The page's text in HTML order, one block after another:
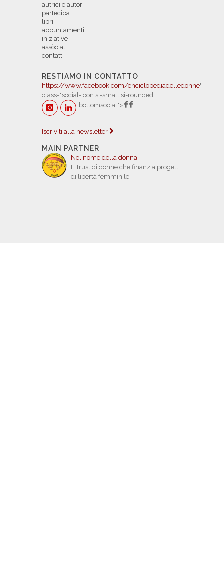
autrici e autori
partecipa
libri
appuntamenti
iniziative
assòciati
contatti
RESTIAMO IN CONTATTO
https://www.facebook.com/enciclopediadelledonne"
class="social-icon si-small si-rounded
bottomsocial">
Iscriviti alla newsletter
MAIN PARTNER
Nel nome della donna
Il Trust di donne che finanzia progetti
di libertà femminile